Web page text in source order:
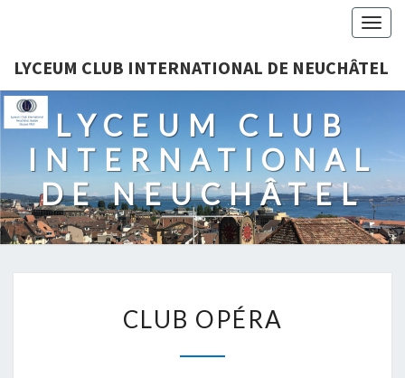
LYCEUM CLUB INTERNATIONAL DE NEUCHÂTEL
LYCEUM CLUB
INTERNATIONAL
DE NEUCHÂTEL
OPÉRA
CLUB OPÉRA